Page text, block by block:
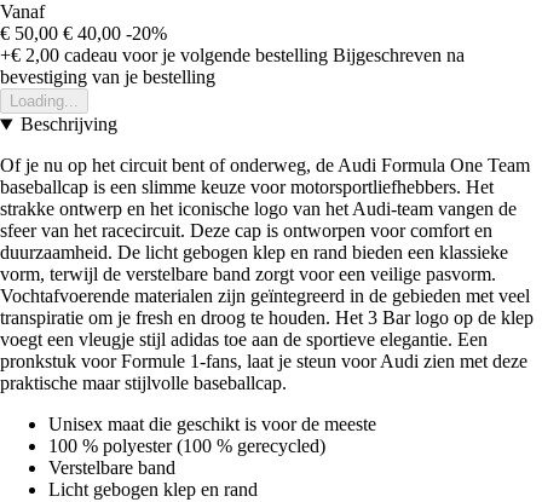
Vanaf
€ 50,00 € 40,00 -20%
+€ 2,00 cadeau voor je volgende bestelling Bijgeschreven na
bevestiging van je bestelling
Loading...
Beschrijving
Of je nu op het circuit bent of onderweg, de Audi Formula One Team
baseballcap is een slimme keuze voor motorsportliefhebbers. Het
strakke ontwerp en het iconische logo van het Audi-team vangen de
sfeer van het racecircuit. Deze cap is ontworpen voor comfort en
duurzaamheid. De licht gebogen klep en rand bieden een klassieke
vorm, terwijl de verstelbare band zorgt voor een veilige pasvorm.
Vochtafvoerende materialen zijn geïntegreerd in de gebieden met veel
transpiratie om je fresh en droog te houden. Het 3 Bar logo op de klep
voegt een vleugje stijl adidas toe aan de sportieve elegantie. Een
pronkstuk voor Formule 1-fans, laat je steun voor Audi zien met deze
praktische maar stijlvolle baseballcap.
Unisex maat die geschikt is voor de meeste
100 % polyester (100 % gerecycled)
Verstelbare band
Licht gebogen klep en rand